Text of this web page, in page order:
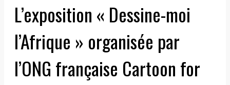
L’exposition « Dessine-moi
l’Afrique » organisée par
l’ONG française Cartoon for